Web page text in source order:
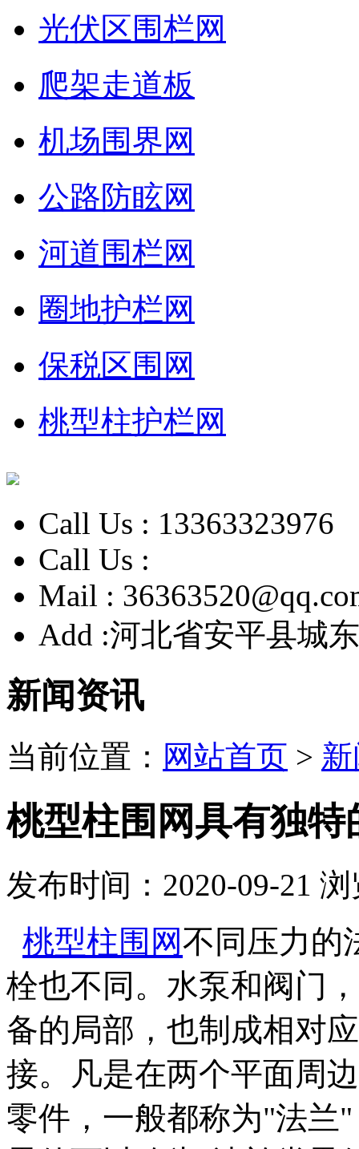
光伏区围栏网
爬架走道板
机场围界网
公路防眩网
河道围栏网
圈地护栏网
保税区围网
桃型柱护栏网
Call Us : 13363323976
Call Us :
Mail :
Add :河北省安平县城
新闻资讯
当前位置： 网站首页 >
桃型柱围网具有独
发布时间：2020-09-21 浏
桃型柱围网不同压力的
栓也不同。水泵和阀门
备的局部，也制成相对
接。凡是在两个平面周
零件，一般都称为"法兰